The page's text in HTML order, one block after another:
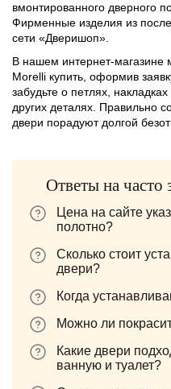
вмонтированного дверного
Фирменные изделия из
сети «Дверишоп».
В нашем интернет-магазине
Morelli купить, оформив
забудьте о петлях,
других деталях. Правильно
двери порадуют долгой
Ответы на часто
Цена на сайте
полотно?
Сколько стоит
двери?
Когда
Можно ли
Какие двери
ванную и туалет?